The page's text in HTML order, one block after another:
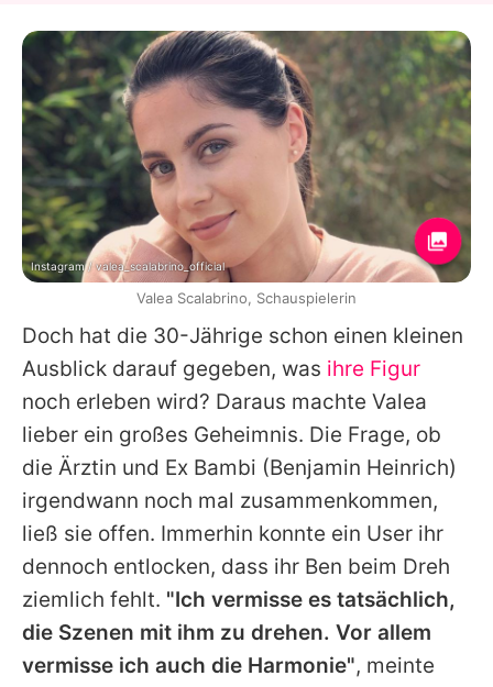
Doch hat die 30-Jährige schon einen kleinen
Ausblick darauf gegeben, was ihre Figur
noch erleben wird? Daraus machte Valea
lieber ein großes Geheimnis. Die Frage, ob
die Ärztin und Ex Bambi (Benjamin Heinrich)
irgendwann noch mal zusammenkommen,
ließ sie offen. Immerhin konnte ein User ihr
dennoch entlocken, dass ihr Ben beim Dreh
ziemlich fehlt. "Ich vermisse es tatsächlich,
die Szenen mit ihm zu drehen. Vor allem
vermisse ich auch die Harmonie", meinte
Instagram / valea_scalabrino_official
Valea Scalabrino, Schauspielerin